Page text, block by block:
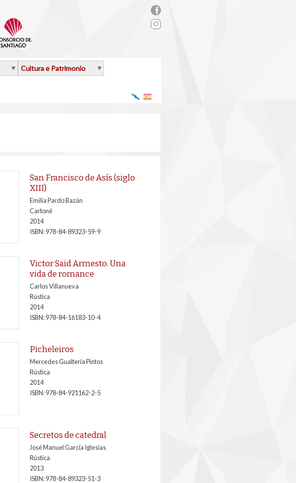
rs_facebook.png
Cultura e Patrimonio
San Francisco de Asís (siglo
XIII)
Emilia Pardo Bazán
Cartoné
2014
ISBN: 978-84-89323-59-9
Victor Said Armesto. Una
vida de romance
Carlos Villanueva
Rústica
2014
ISBN: 978-84-16183-10-4
Picheleiros
Mercedes Gualteria Pintos
Rústica
2014
ISBN: 978-84-921162-2-5
Secretos de catedral
José Manuel García Iglesias
Rústica
2013
ISBN: 978-84-89323-51-3